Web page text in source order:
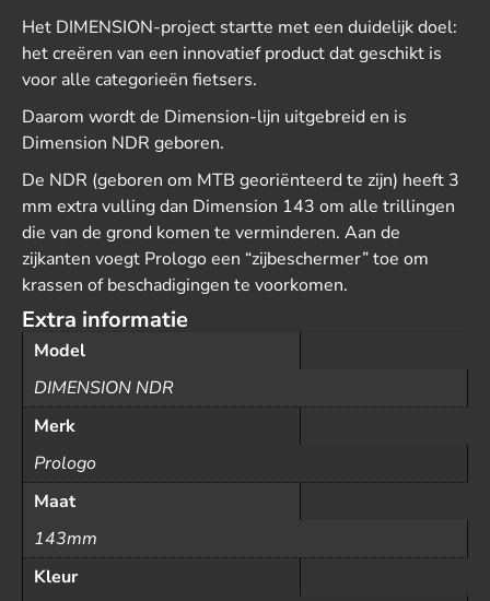
Het DIMENSION-project startte met een duidelijk doel:
het creëren van een innovatief product dat geschikt is
voor alle categorieën fietsers.
Daarom wordt de Dimension-lijn uitgebreid en is
Dimension NDR geboren.
De NDR (geboren om MTB georiënteerd te zijn) heeft 3
mm extra vulling dan Dimension 143 om alle trillingen
die van de grond komen te verminderen. Aan de
zijkanten voegt Prologo een “zijbeschermer” toe om
krassen of beschadigingen te voorkomen.
Extra informatie
Model
DIMENSION NDR
Merk
Prologo
Maat
143mm
Kleur